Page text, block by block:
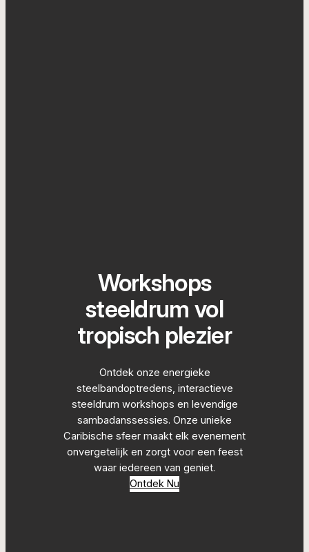
Workshops
steeldrum vol
tropisch plezier
Ontdek onze energieke
steelbandoptredens, interactieve
steeldrum workshops en levendige
sambadanssessies. Onze unieke
Caribische sfeer maakt elk evenement
onvergetelijk en zorgt voor een feest
waar iedereen van geniet.
Ontdek Nu